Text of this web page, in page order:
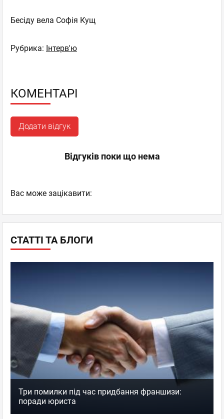
СТАТТІ ТА БЛОГИ
Три помилки під час придбання франшизи:
поради юриста
Бесіду вела Софія Кущ
Рубрика: Інтерв'ю
КОМЕНТАРІ
Додати відгук
Відгуків поки що нема
Вас може зацікавити: